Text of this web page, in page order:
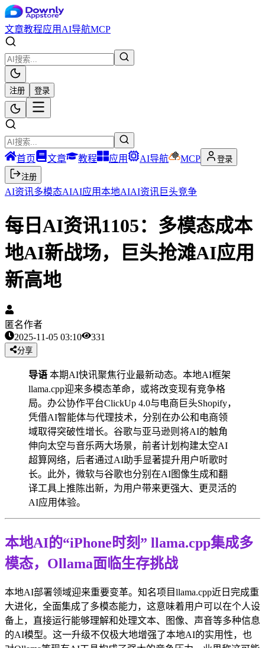
文章教程应用 AI导航MCP
注册 登录
首页 文章 教程 应用 AI导航 MCP
登录
注册
AI资讯多模态AIAI应用本地AIAI资讯巨头竞争
每日AI资讯1105：多模态成本
地AI新战场，巨头抢滩AI应用
新高地
匿名作者
2025-11-05 03:10
331
分享
导语 本期AI快讯聚焦行业最新动态。本地AI框架
llama.cpp迎来多模态革命，或将改变现有竞争格
局。办公协作平台ClickUp 4.0与电商巨头Shopify，
凭借AI智能体与代理技术，分别在办公和电商领
域取得突破性增长。谷歌与亚马逊则将AI的触角
伸向太空与音乐两大场景，前者计划构建太空AI
超算网络，后者通过AI助手显著提升用户听歌时
长。此外，微软与谷歌也分别在AI图像生成和翻
译工具上推陈出新，为用户带来更强大、更灵活的
AI应用体验。
本地AI的“iPhone时刻” llama.cpp集成多
模态，Ollama面临生存挑战
本地AI部署领域迎来重要变革。知名项目llama.cpp近日完成重
大进化，全面集成了多模态能力，这意味着用户可以在个人设
备上，直接运行能够理解和处理文本、图像、声音等多种信息
的AI模型。这一升级不仅极大地增强了本地AI的实用性，也